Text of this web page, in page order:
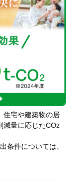
住宅や建築物の居
減量に応じたCO2
条件については、